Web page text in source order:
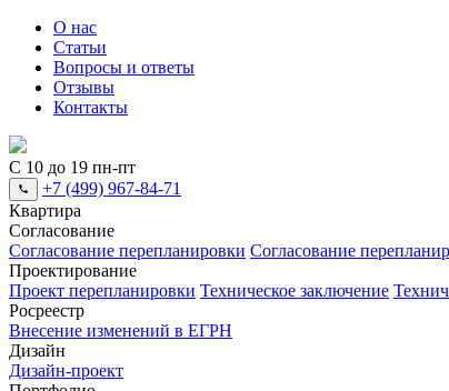
О нас
Статьи
Вопросы и ответы
Отзывы
Контакты
С 10 до 19 пн-пт
+7 (499) 967-84-71
Квартира
Согласование
Согласование перепланировки Согласование
Проектирование
Проект перепланировки Техническое заключение
Росреестр
Внесение изменений в ЕГРН
Дизайн
Дизайн-проект